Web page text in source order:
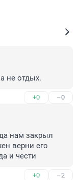
не отдых.
+0 –0
нам закрыл
верни его
и чести
+0 –2